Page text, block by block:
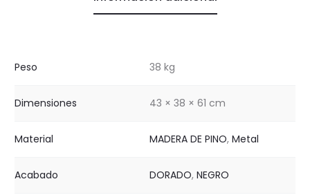
Peso 38 kg
Dimensiones 43 × 38 × 61 cm
Material MADERA DE PINO, Metal
Acabado DORADO, NEGRO